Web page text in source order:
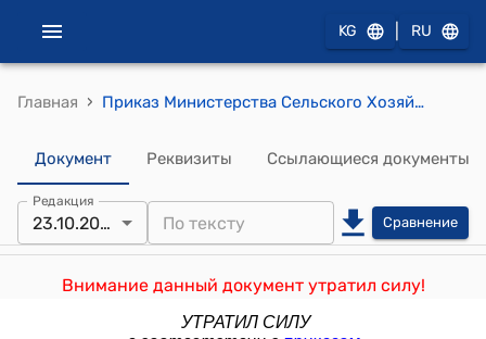
KG RU
Главная › Приказ Министерства Сельского Хозяйства КР от 18 апреля 2022 года № 2-дп "О форменной одежде и знаках различия сотрудников Департамента химизации, защиты и карантина растений при Министерстве сельского хозяйства Кыргызской Республики"
Документ Реквизиты Ссылающиеся документы
Редакция
23.10.2023 Сравнение
Внимание данный документ утратил силу!